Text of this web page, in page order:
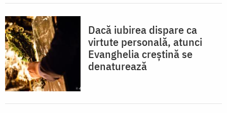
Dacă iubirea dispare ca
virtute personală, atunci
Evanghelia creștină se
denaturează